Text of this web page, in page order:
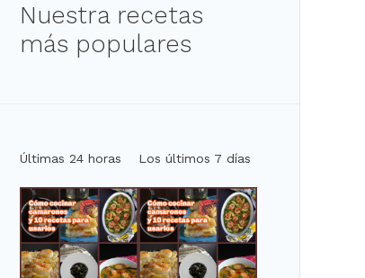
Nuestra recetas
más populares
Últimas 24 horas Los últimos 7 días